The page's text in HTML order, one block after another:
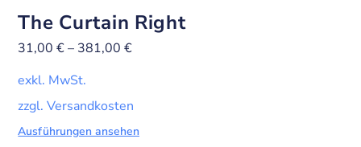
The Curtain Right
31,00€– 381,00€
exkl. MwSt.
zzgl. Versandkosten
Ausführungen ansehen